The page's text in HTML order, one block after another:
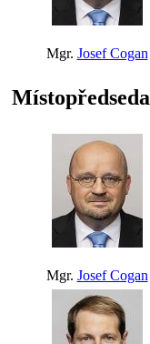
Mgr. Josef Cogan
Místopředseda
Mgr. Josef Cogan